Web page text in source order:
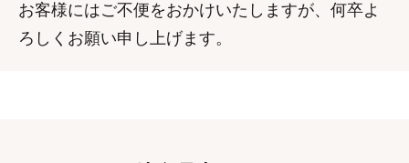
お客様にはご不便をおかけいたしますが、何卒よ
ろしくお願い申し上げます。